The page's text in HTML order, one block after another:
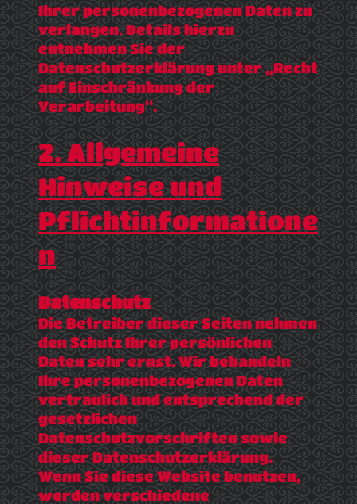
Ihrer personenbezogenen Daten zu
verlangen. Details hierzu
entnehmen Sie der
Datenschutzerklärung unter „Recht
auf Einschränkung der
Verarbeitung“.
2. Allgemeine
Hinweise und
Pflichtinformatione
n
Datenschutz
Die Betreiber dieser Seiten nehmen
den Schutz Ihrer persönlichen
Daten sehr ernst. Wir behandeln
Ihre personenbezogenen Daten
vertraulich und entsprechend der
gesetzlichen
Datenschutzvorschriften sowie
dieser Datenschutzerklärung.
Wenn Sie diese Website benutzen,
werden verschiedene